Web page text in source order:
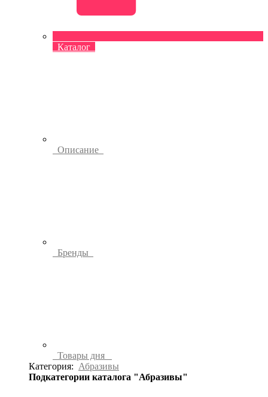
Каталог
Описание
Бренды
Товары дня
Категория: Абразивы
Подкатегории каталога "Абразивы"